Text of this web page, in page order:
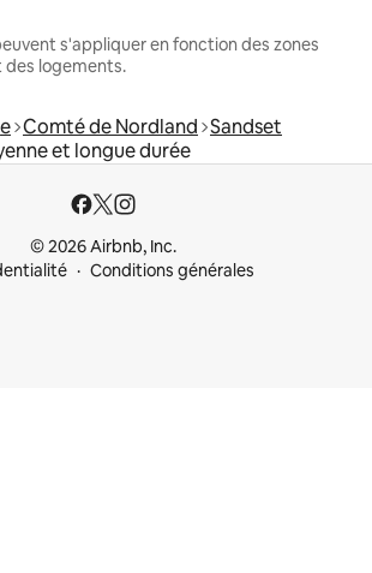
s'appliquer en fonction des zones
logements.
Comté de Nordland Sandset
et longue durée
© 2026 Airbnb, Inc.
Conditions générales